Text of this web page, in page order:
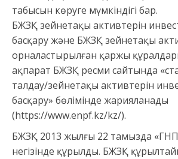
табысын көруге мүмкіндігі бар.
БЖЗҚ зейнетақы активтерін
басқару және БЖЗҚ зейнетақы
орналастырылған қаржы
ақпарат БЖЗҚ ресми сайтында
талдау/зейнетақы активтерін
басқару» бөлімінде жарияланады
(https://www.enpf.kz/kz/).
БЖЗҚ 2013 жылғы 22 тамызда
негізінде құрылды. БЖЗҚ